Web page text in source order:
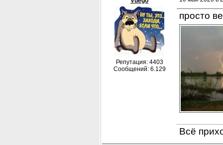
Репутация: 4403
Сообщений: 6.129
просто
Всё